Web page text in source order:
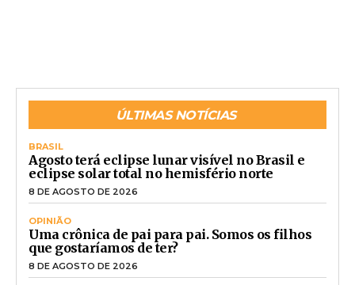
ÚLTIMAS NOTÍCIAS
BRASIL
Agosto terá eclipse lunar visível no Brasil e
eclipse solar total no hemisfério norte
8 DE AGOSTO DE 2026
OPINIÃO
Uma crônica de pai para pai. Somos os filhos
que gostaríamos de ter?
8 DE AGOSTO DE 2026